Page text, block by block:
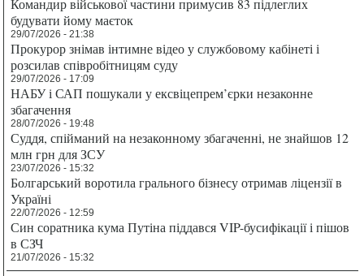
Командир військової частини примусив 83 підлеглих
будувати йому маєток
29/07/2026 - 21:38
Прокурор знімав інтимне відео у службовому кабінеті і
розсилав співробітницям суду
29/07/2026 - 17:09
НАБУ і САП пошукали у ексвіцепрем’єрки незаконне
збагачення
28/07/2026 - 19:48
Суддя, спійманий на незаконному збагаченні, не знайшов 12
млн грн для ЗСУ
23/07/2026 - 15:32
Болгарський воротила грального бізнесу отримав ліцензії в
Україні
22/07/2026 - 12:59
Син соратника кума Путіна піддався VIP-бусифікації і пішов
в СЗЧ
21/07/2026 - 15:32